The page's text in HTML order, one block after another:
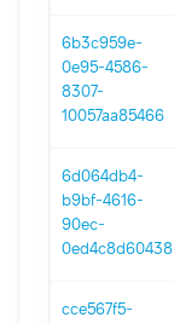
6b3c959e-
0e95-4586-
8307-
10057aa85466
6d064db4-
b9bf-4616-
90ec-
0ed4c8d60438
cce567f5-